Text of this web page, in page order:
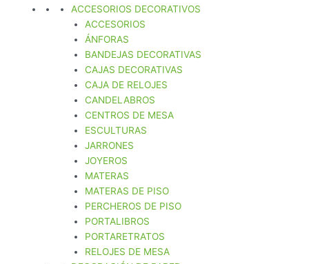
ACCESORIOS DECORATIVOS
ACCESORIOS
ÁNFORAS
BANDEJAS DECORATIVAS
CAJAS DECORATIVAS
CAJA DE RELOJES
CANDELABROS
CENTROS DE MESA
ESCULTURAS
JARRONES
JOYEROS
MATERAS
MATERAS DE PISO
PERCHEROS DE PISO
PORTALIBROS
PORTARETRATOS
RELOJES DE MESA